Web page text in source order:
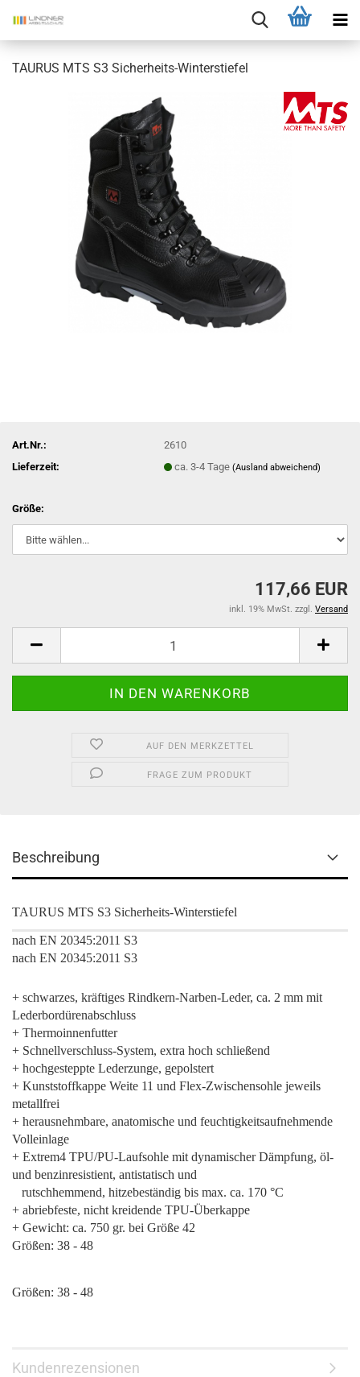
TAURUS MTS S3 Sicherheits-Winterstiefel
Art.Nr.:
2610
Lieferzeit:
ca. 3-4 Tage(Ausland abweichend)
Größe:
117,66 EUR
inkl. 19% MwSt. zzgl. Versand
AUF DEN MERKZETTEL
FRAGE ZUM PRODUKT
Beschreibung
TAURUS MTS S3 Sicherheits-Winterstiefel
nach EN 20345:2011 S3
nach EN 20345:2011 S3
+ schwarzes, kräftiges Rindkern-Narben-Leder, ca. 2 mm mit
Lederbordürenabschluss
+ Thermoinnenfutter
+ Schnellverschluss-System, extra hoch schließend
+ hochgesteppte Lederzunge, gepolstert
+ Kunststoffkappe Weite 11 und Flex-Zwischensohle jeweils
metallfrei
+ herausnehmbare, anatomische und feuchtigkeitsaufnehmende
Volleinlage
+ Extrem4 TPU/PU-Laufsohle mit dynamischer Dämpfung, öl-
und benzinresistient, antistatisch und
rutschhemmend, hitzebeständig bis max. ca. 170 °C
+ abriebfeste, nicht kreidende TPU-Überkappe
+ Gewicht: ca. 750 gr. bei Größe 42
Größen: 38 - 48
Größen: 38 - 48
Kundenrezensionen